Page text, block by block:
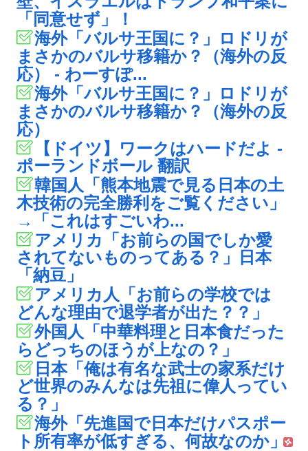
「同意せず」！
海外「バルサ王国に？」ロドリが
まさかのバルサ移籍か？（海外の反
応） - わーすぽ...
海外「バルサ王国に？」ロドリが
まさかのバルサ移籍か？（海外の反
応）
【ドイツ】ワークはハードだよ -
ポーランドボール 翻訳
韓国人「熊本地震で見る日本の土
木技術の完全勝利をご覧ください」
→「これはすごいわ...
アメリカ「お前らの国でしか愛
されてないものってある？」日本
「納豆」
アメリカ人「お前らの学校では
どんな理由で退学者が出た？？」
外国人「中華料理と日本食だった
らどっちのほうが上なの？」
日本「俺は有名な武士の家系だけ
ど世界のみんなは先祖に偉人ってい
る？」
海外「先進国で日本だけパスポー
ト所有率が低すぎる、何故なのか」